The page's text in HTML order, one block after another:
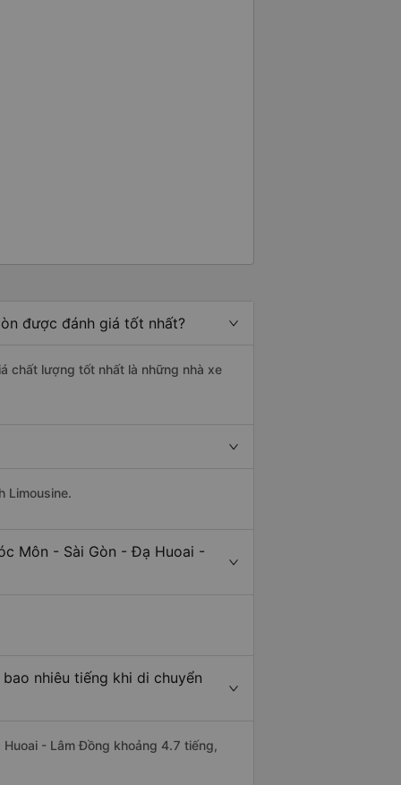
được đánh giá tốt nhất?
chất lượng tốt nhất là những nhà xe
Limousine.
Môn - Sài Gòn - Đạ Huoai -
nhiêu tiếng khi di chuyển
- Lâm Đồng khoảng 4.7 tiếng,